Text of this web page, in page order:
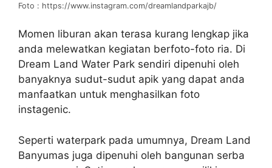
Foto : https://www.instagram.com/dreamlandparkajb/
Momen liburan akan terasa kurang lengkap jika
anda melewatkan kegiatan berfoto-foto ria. Di
Dream Land Water Park sendiri dipenuhi oleh
banyaknya sudut-sudut apik yang dapat anda
manfaatkan untuk menghasilkan foto
instagenic.
Seperti waterpark pada umumnya, Dream Land
Banyumas juga dipenuhi oleh bangunan serba